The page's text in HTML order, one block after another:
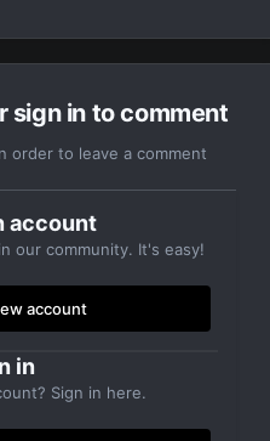
sign in to comment
order to leave a comment
account
our community. It's easy!
account
in
Sign in here.